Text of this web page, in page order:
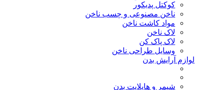
کوکتل پدیکور
ناخن مصنوعی و چسب ناخن
مواد کاشت ناخن
لاک ناخن
لاک پاک کن
وسایل طراحی ناخن
لوازم آرایش بدن
شیمر و هایلایت بدن